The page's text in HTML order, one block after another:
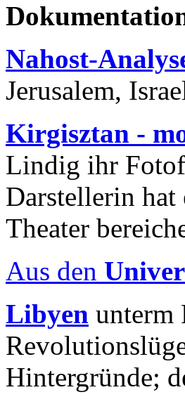
Nahost-
Jerusalem,
Kirgisztan -
Lindig ihr
Darstellerin hat
Theater
Aus den
Libyen unterm
Hintergründe;